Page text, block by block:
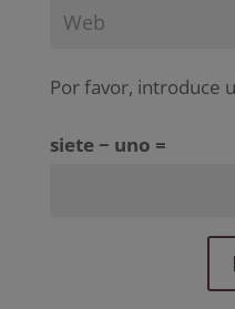
Por favor, introduce
siete − uno =